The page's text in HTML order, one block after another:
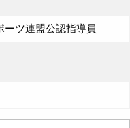
ーツ連盟公認指導員